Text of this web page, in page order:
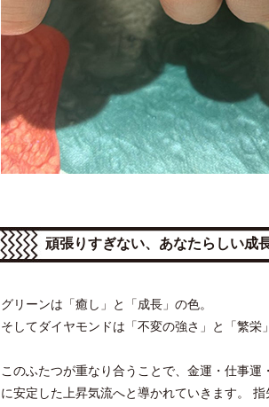
頑張りすぎない、あなたらしい成
グリーンは「癒し」と「成長」の色。
そしてダイヤモンドは「不変の強さ」と「繁栄
このふたつが重なり合うことで、金運・仕事
に安定した上昇気流へと導かれていきます。